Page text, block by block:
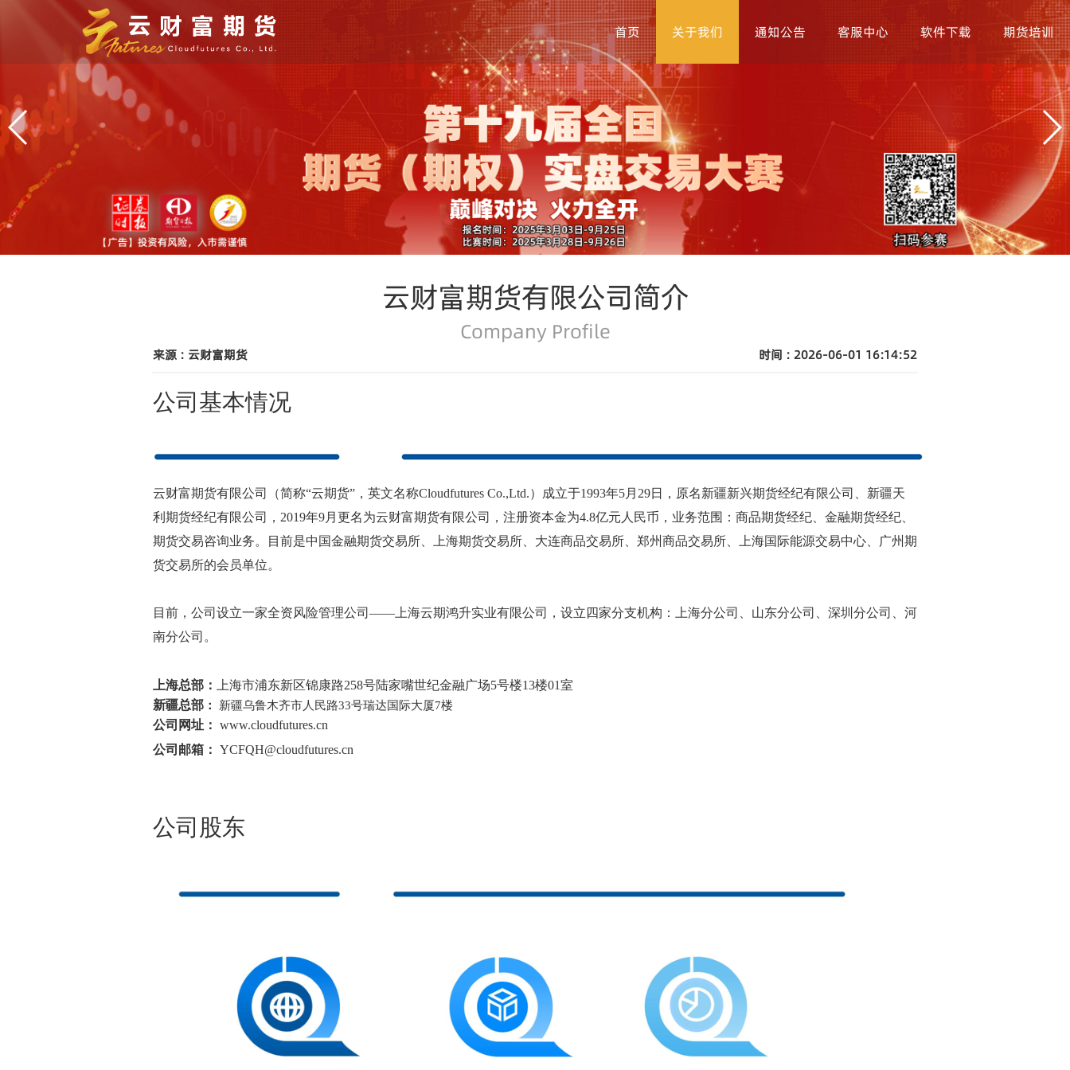
首页 关于我们 通知公告 客服中心 软件下载 期货培训
云财富期货有限公司简介
Company Profile
来源 : 云财富期货 时间 : 2026-06-01 16:14:52
公司基本情况
云财富期货有限公司（简称“云期货”，英文名称Cloudfutures Co.,Ltd.）成立于1993年5月29日，原名新疆新兴期货经纪有限公司、新疆天
利期货经纪有限公司，2019年9月更名为云财富期货有限公司，注册资本金为4.8亿元人民币，业务范围：商品期货经纪、金融期货经纪、
期货交易咨询业务。目前是中国金融期货交易所、上海期货交易所、大连商品交易所、郑州商品交易所、上海国际能源交易中心、广州期
货交易所的会员单位。
目前，公司设立一家全资风险管理公司——上海云期鸿升实业有限公司，设立四家分支机构：上海分公司、山东分公司、深圳分公司、河
南分公司。
上海总部 ：
上海市浦东新区锦康路258号陆家嘴世纪金融广场5号楼13楼01室
新疆总部 ： 新疆乌鲁木齐市人民路33号瑞达国际大厦7楼
公司网址 ： www.cloudfutures.cn
公司邮箱 ： YCFQH@cloudfutures.cn
公司股东